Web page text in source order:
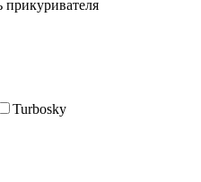
прикуривателя
Turbosky